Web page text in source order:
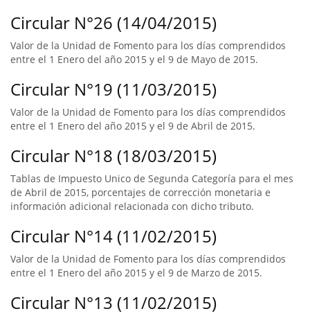
Circular N°26 (14/04/2015)
Valor de la Unidad de Fomento para los días comprendidos
entre el 1 Enero del año 2015 y el 9 de Mayo de 2015.
Circular N°19 (11/03/2015)
Valor de la Unidad de Fomento para los días comprendidos
entre el 1 Enero del año 2015 y el 9 de Abril de 2015.
Circular N°18 (18/03/2015)
Tablas de Impuesto Unico de Segunda Categoría para el mes
de Abril de 2015, porcentajes de corrección monetaria e
información adicional relacionada con dicho tributo.
Circular N°14 (11/02/2015)
Valor de la Unidad de Fomento para los días comprendidos
entre el 1 Enero del año 2015 y el 9 de Marzo de 2015.
Circular N°13 (11/02/2015)